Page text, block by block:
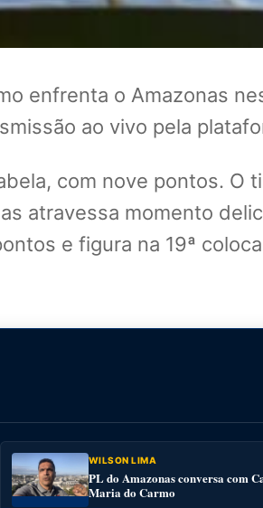
enfrenta o Amazonas
ao vivo pela
com nove pontos. O
atravessa momento
e figura na 19ª
WILSON LIMA
PL do Amazonas conversa com
Maria do Carmo